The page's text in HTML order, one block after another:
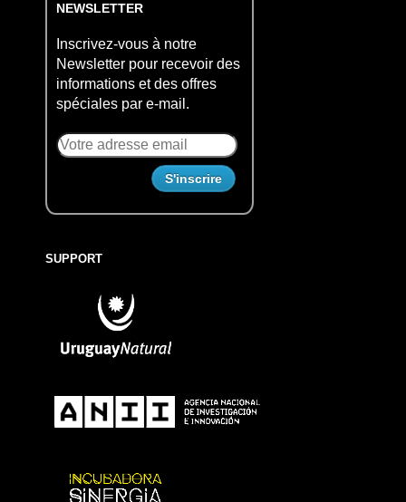
NEWSLETTER
Inscrivez-vous à notre
Newsletter pour recevoir des
informations et des offres
spéciales par e-mail.
SUPPORT